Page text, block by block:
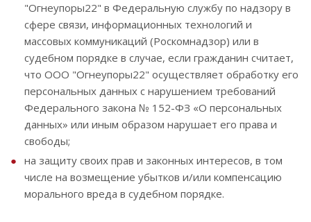
"Огнеупоры22" в Федеральную службу по надзору в
сфере связи, информационных технологий и
массовых коммуникаций (Роскомнадзор) или в
судебном порядке в случае, если гражданин считает,
что ООО "Огнеупоры22" осуществляет обработку его
персональных данных с нарушением требований
Федерального закона № 152-ФЗ «О персональных
данных» или иным образом нарушает его права и
свободы;
на защиту своих прав и законных интересов, в том
числе на возмещение убытков и/или компенсацию
морального вреда в судебном порядке.